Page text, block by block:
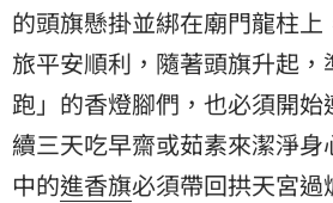
的頭旗懸掛並綁在廟門龍柱
旅平安順利，隨著頭旗升起，
跑」的香燈腳們，也必須開
續三天吃早齋或茹素來潔淨
中的進香旗必須帶回拱天宮